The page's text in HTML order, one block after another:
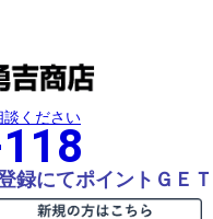
談ください
録にてポイントＧＥＴ